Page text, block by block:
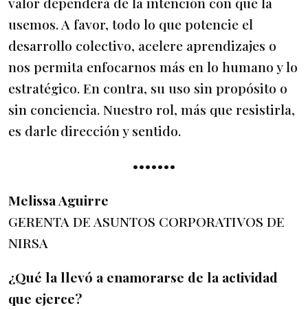
usemos. A favor, todo lo que potencie el
desarrollo colectivo, acelere aprendizajes o
nos permita enfocarnos más en lo humano y lo
estratégico. En contra, su uso sin propósito o
sin conciencia. Nuestro rol, más que resistirla,
es darle dirección y sentido.
•••••••
Melissa Aguirre
GERENTA DE ASUNTOS CORPORATIVOS DE
NIRSA
¿Qué la llevó a enamorarse de la actividad
que ejerce?